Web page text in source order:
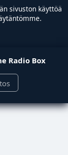
sivuston käyttöä
Radio Box